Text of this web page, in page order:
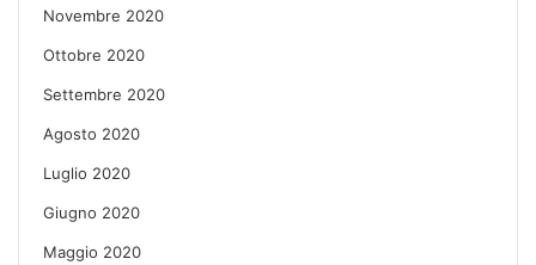
Novembre 2020
Ottobre 2020
Settembre 2020
Agosto 2020
Luglio 2020
Giugno 2020
Maggio 2020